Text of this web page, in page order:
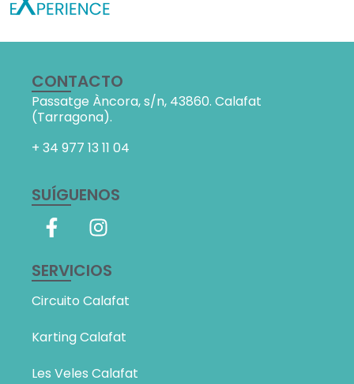
CONTACTO
Passatge Àncora, s/n, 43860. Calafat
(Tarragona).
+ 34 977 13 11 04
SUÍGUENOS
SERVICIOS
Circuito Calafat
Karting Calafat
Les Veles Calafat